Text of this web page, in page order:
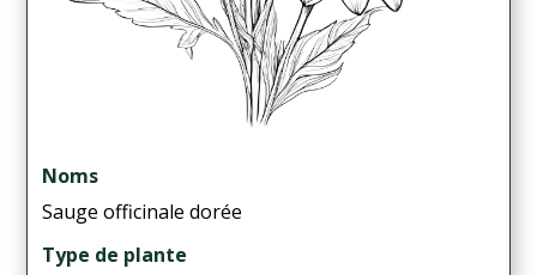
Noms
Sauge officinale dorée
Type de plante